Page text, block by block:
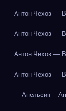
Антон Чехов —
Антон Чехов —
Антон Чехов —
Антон Чехов —
Апельсин